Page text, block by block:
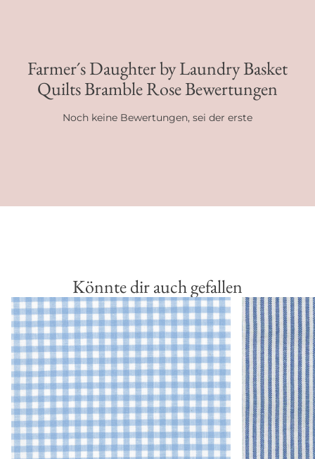
Farmer´s Daughter by Laundry Basket
Quilts Bramble Rose Bewertungen
Noch keine Bewertungen, sei der erste
Könnte dir auch gefallen